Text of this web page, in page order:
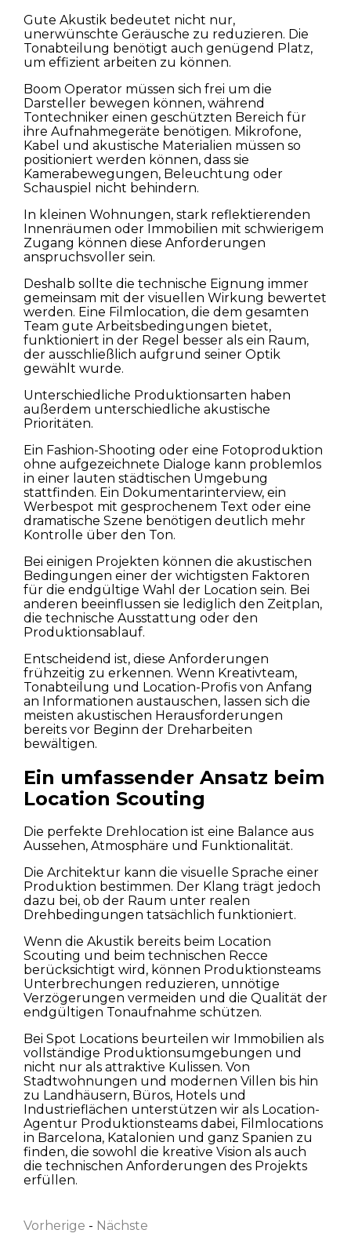
Vorname
Nachname
Gute Akustik bedeutet nicht nur,
unerwünschte Geräusche zu reduzieren. Die
Tonabteilung benötigt auch genügend Platz,
um effizient arbeiten zu können.
Boom Operator müssen sich frei um die
Darsteller bewegen können, während
Tontechniker einen geschützten Bereich für
ihre Aufnahmegeräte benötigen. Mikrofone,
Kabel und akustische Materialien müssen so
positioniert werden können, dass sie
Kamerabewegungen, Beleuchtung oder
Schauspiel nicht behindern.
In kleinen Wohnungen, stark reflektierenden
Innenräumen oder Immobilien mit schwierigem
Zugang können diese Anforderungen
anspruchsvoller sein.
Deshalb sollte die technische Eignung immer
gemeinsam mit der visuellen Wirkung bewertet
werden. Eine Filmlocation, die dem gesamten
Team gute Arbeitsbedingungen bietet,
funktioniert in der Regel besser als ein Raum,
der ausschließlich aufgrund seiner Optik
gewählt wurde.
Unterschiedliche Produktionsarten haben
außerdem unterschiedliche akustische
Prioritäten.
Ein Fashion-Shooting oder eine Fotoproduktion
ohne aufgezeichnete Dialoge kann problemlos
in einer lauten städtischen Umgebung
stattfinden. Ein Dokumentarinterview, ein
Werbespot mit gesprochenem Text oder eine
dramatische Szene benötigen deutlich mehr
Kontrolle über den Ton.
Bei einigen Projekten können die akustischen
Bedingungen einer der wichtigsten Faktoren
für die endgültige Wahl der Location sein. Bei
anderen beeinflussen sie lediglich den Zeitplan,
die technische Ausstattung oder den
Produktionsablauf.
Entscheidend ist, diese Anforderungen
frühzeitig zu erkennen. Wenn Kreativteam,
Tonabteilung und Location-Profis von Anfang
an Informationen austauschen, lassen sich die
meisten akustischen Herausforderungen
bereits vor Beginn der Dreharbeiten
bewältigen.
Ein umfassender Ansatz beim
Location Scouting
Die perfekte Drehlocation ist eine Balance aus
Aussehen, Atmosphäre und Funktionalität.
Die Architektur kann die visuelle Sprache einer
Produktion bestimmen. Der Klang trägt jedoch
dazu bei, ob der Raum unter realen
Drehbedingungen tatsächlich funktioniert.
Wenn die Akustik bereits beim Location
Scouting und beim technischen Recce
berücksichtigt wird, können Produktionsteams
Unterbrechungen reduzieren, unnötige
Verzögerungen vermeiden und die Qualität der
endgültigen Tonaufnahme schützen.
Bei Spot Locations beurteilen wir Immobilien als
vollständige Produktionsumgebungen und
nicht nur als attraktive Kulissen. Von
Stadtwohnungen und modernen Villen bis hin
zu Landhäusern, Büros, Hotels und
Industrieflächen unterstützen wir als Location-
Agentur Produktionsteams dabei, Filmlocations
in Barcelona, Katalonien und ganz Spanien zu
finden, die sowohl die kreative Vision als auch
die technischen Anforderungen des Projekts
erfüllen.
Vorherige - Nächste